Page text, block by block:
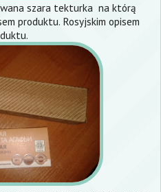
szara tekturka na którą
produktu. Rosyjskim opisem